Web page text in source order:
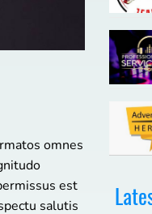
omnes
est
salutis